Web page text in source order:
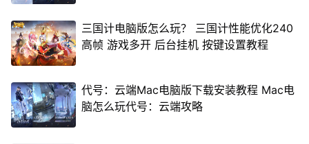
三国计电脑版怎么玩？ 三国计性能优化240
高帧 游戏多开 后台挂机 按键设置教程
代号：云端Mac电脑版下载安装教程 Mac电
脑怎么玩代号：云端攻略